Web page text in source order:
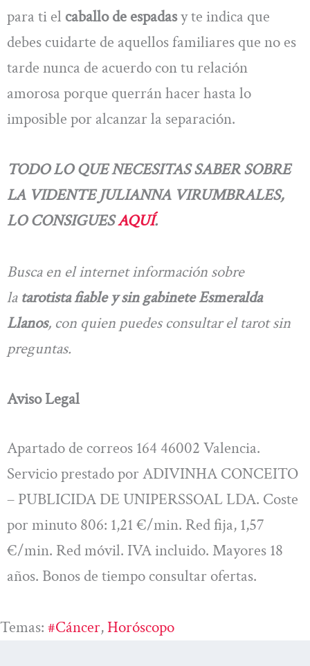
para ti el caballo de espadasy te indica que
debes cuidarte de aquellos familiares que no es
tarde nunca de acuerdo con tu relación
amorosa porque querrán hacer hasta lo
imposible por alcanzar la separación.
TODO LO QUE NECESITAS SABER SOBRE
LA VIDENTE JULIANNA VIRUMBRALES,
LO CONSIGUESAQUÍ.
Busca en el internet información sobre
la tarotista fiable y sin gabinete Esmeralda
Llanos, con quien puedes consultar el tarot sin
preguntas.
Aviso Legal
Apartado de correos 164 46002 Valencia.
Servicio prestado por ADIVINHA CONCEITO
– PUBLICIDA DE UNIPERSSOAL LDA. Coste
por minuto 806: 1,21 €/min. Red fija, 1,57
€/min. Red móvil. IVA incluido. Mayores 18
años. Bonos de tiempo consultar ofertas.
Temas: #cáncer, Horóscopo